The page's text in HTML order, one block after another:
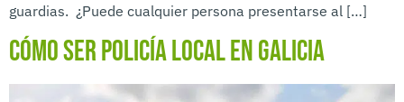
guardias. ¿Puede cualquier persona presentarse al […]
Cómo ser Policía Local en Galicia